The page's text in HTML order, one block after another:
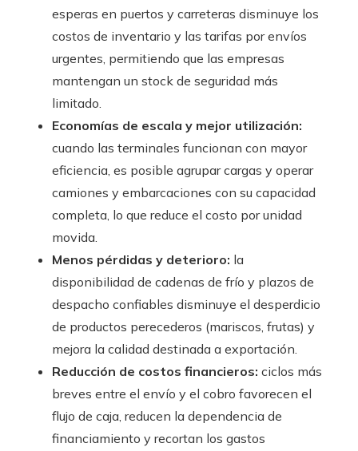
esperas en puertos y carreteras disminuye los
costos de inventario y las tarifas por envíos
urgentes, permitiendo que las empresas
mantengan un stock de seguridad más
limitado.
Economías de escala y mejor utilización:
cuando las terminales funcionan con mayor
eficiencia, es posible agrupar cargas y operar
camiones y embarcaciones con su capacidad
completa, lo que reduce el costo por unidad
movida.
Menos pérdidas y deterioro: la
disponibilidad de cadenas de frío y plazos de
despacho confiables disminuye el desperdicio
de productos perecederos (mariscos, frutas) y
mejora la calidad destinada a exportación.
Reducción de costos financieros: ciclos más
breves entre el envío y el cobro favorecen el
flujo de caja, reducen la dependencia de
financiamiento y recortan los gastos